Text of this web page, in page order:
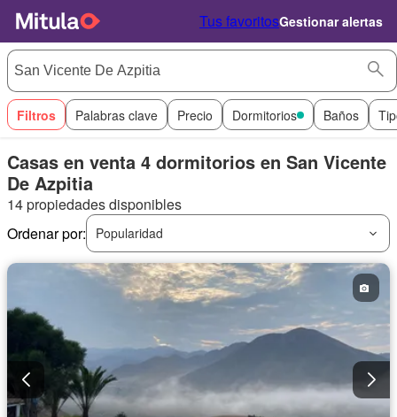
Tus favoritosGestionar alertas
Filtros Palabras clave Precio Dormitorios Baños
Casas en venta 4 dormitorios en San Vicente
De Azpitia
14 propiedades disponibles
Ordenar por:
Popularidad